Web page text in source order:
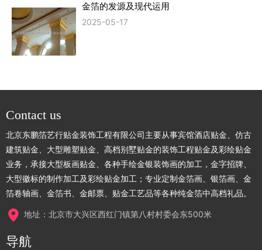
金箔的发源及现代运用
2025-05-17
Contact us
北京东鹏箔艺行贴金装饰工程有限公司主要从事宾馆酒店贴金、仿古
建筑贴金、大型雕塑贴金、高档别墅贴金的装饰工程贴金及彩绘贴金
业务，承接大型板画贴金、各种手绘金银装饰画的加工，金字招牌、
大型徽标的制作加工及彩绘贴金加工；专业定制金箔画、银箔画、金
箔卷轴画、金箔书、金邮票、贴金工艺品等各种纯金箔中高档礼品。
地址：北京市大兴区西红门镇第八村村委会东500米
导航